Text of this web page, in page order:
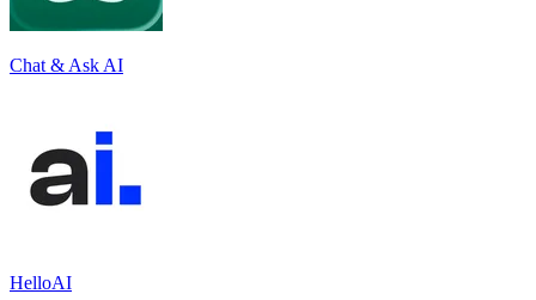
Chat & Ask AI
HelloAI